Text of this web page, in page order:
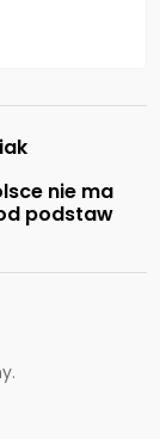
nie ma
podstaw